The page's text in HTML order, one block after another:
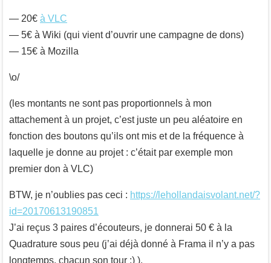
— 20€ à VLC
— 5€ à Wiki (qui vient d’ouvrir une campagne de dons)
— 15€ à Mozilla
\o/
(les montants ne sont pas proportionnels à mon
attachement à un projet, c’est juste un peu aléatoire en
fonction des boutons qu’ils ont mis et de la fréquence à
laquelle je donne au projet : c’était par exemple mon
premier don à VLC)
BTW, je n’oublies pas ceci : https://lehollandaisvolant.net/?
id=20170613190851
J’ai reçus 3 paires d’écouteurs, je donnerai 50 € à la
Quadrature sous peu (j’ai déjà donné à Frama il n’y a pas
longtemps, chacun son tour :) ).